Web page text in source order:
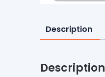
Description
Description